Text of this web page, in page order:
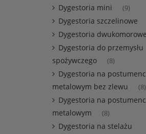
Dygestoria mini (9)
Dygestoria szczelinowe
Dygestoria dwukomorowe
Dygestoria do przemysłu
spożywczego
(8)
Dygestoria na
metalowym bez zlewu
(8)
Dygestoria na
metalowym
(8)
Dygestoria na stelażu